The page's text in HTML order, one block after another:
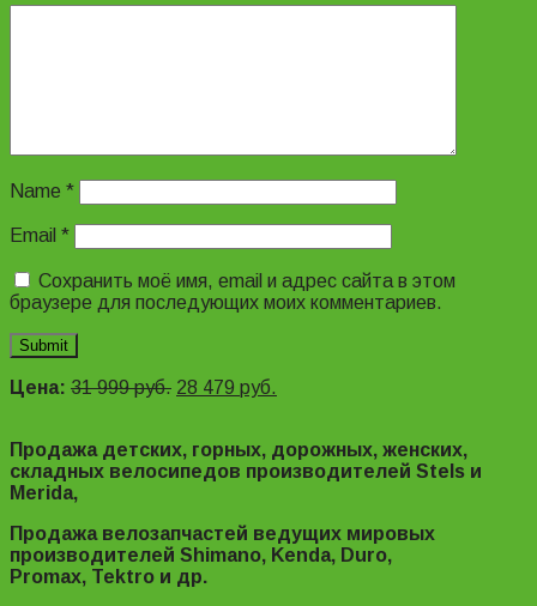
Name *
Email *
Сохранить моё имя, email и адрес сайта в этом
браузере для последующих моих комментариев.
Цена: 31 999руб. 28 479 руб.
Продажа детских, горных, дорожных, женских,
складных велосипедов производителей Stels и
Merida,
Продажа велозапчастей ведущих мировых
производителей Shimano, Kenda, Duro,
Promax, Tektro и др.